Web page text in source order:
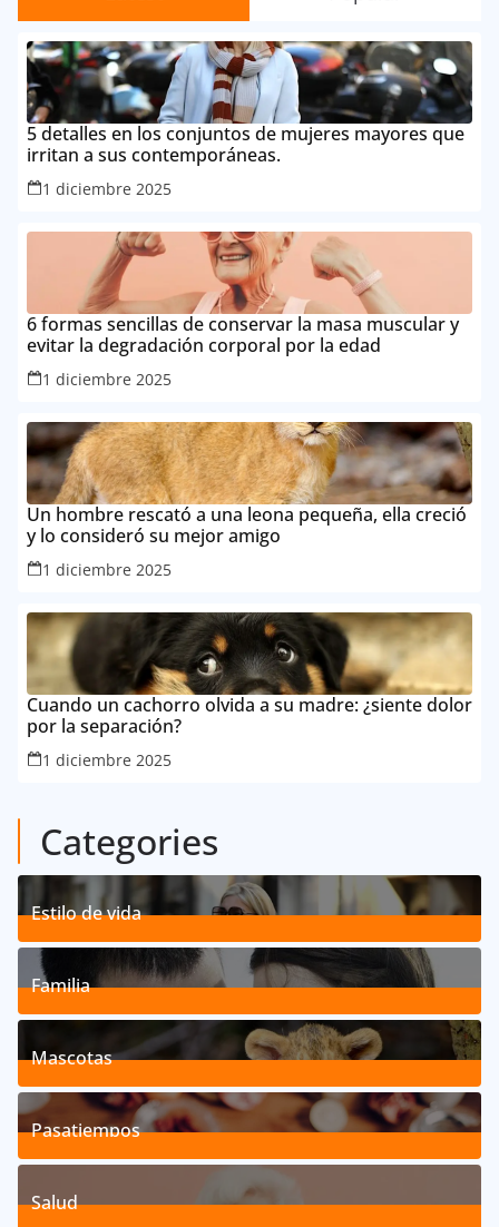
5 detalles en los conjuntos de mujeres mayores que
irritan a sus contemporáneas.
1 diciembre 2025
6 formas sencillas de conservar la masa muscular y
evitar la degradación corporal por la edad
1 diciembre 2025
Un hombre rescató a una leona pequeña, ella creció
y lo consideró su mejor amigo
1 diciembre 2025
Cuando un cachorro olvida a su madre: ¿siente dolor
por la separación?
1 diciembre 2025
Categories
Estilo de vida
192Posts
Familia
527Posts
Mascotas
119Posts
Pasatiempos
39Posts
Salud